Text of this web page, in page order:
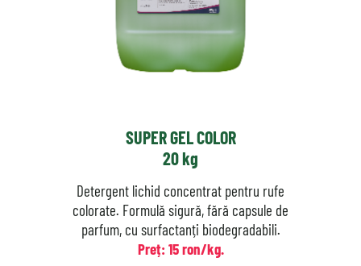
SUPER GEL COLOR
20 kg
Detergent lichid concentrat pentru rufe
colorate. Formulă sigură, fără capsule de
parfum, cu surfactanți biodegradabili.
Preț: 15 ron/kg.